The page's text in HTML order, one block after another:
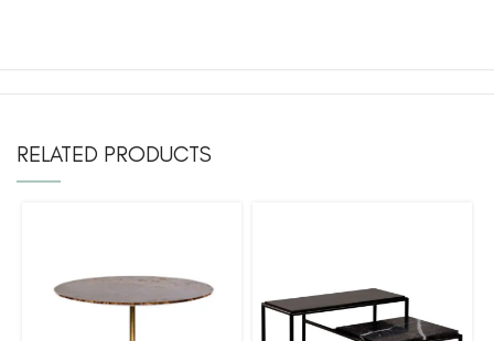
RELATED PRODUCTS